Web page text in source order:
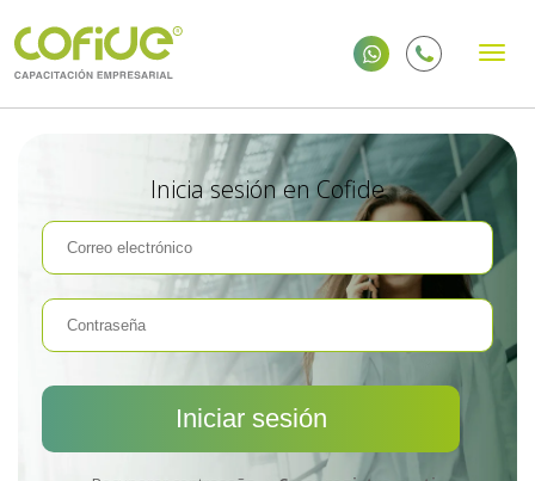
Inicia sesión en Cofide